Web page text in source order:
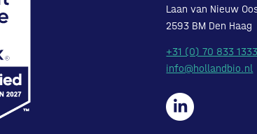
Laan van Nieuw
2593 BM Den Haag
+31 (0) 70 833 1333
info@hollandbio.nl